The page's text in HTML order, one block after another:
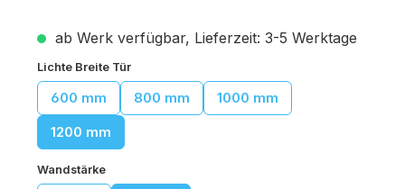
ab Werk verfügbar, Lieferzeit: 3-5 Werktage
Lichte Breite Türauswählen
600 mm 800 mm
1000 mm
1200 mm
Wandstärkeauswählen